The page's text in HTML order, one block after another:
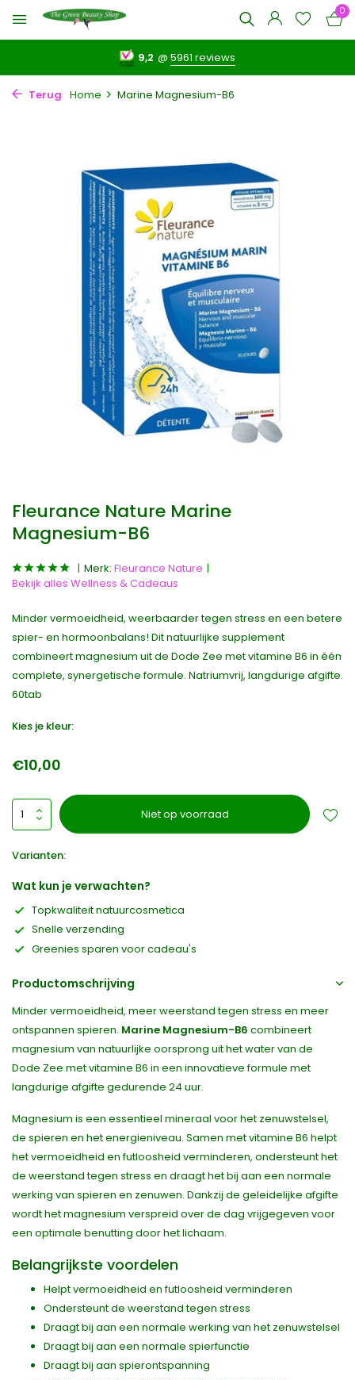
0
9,2 @5961 reviews
Terug Home Marine Magnesium-B6
Fleurance Nature Marine
Magnesium-B6
Merk: Fleurance Nature
Bekijk alles Wellness & Cadeaus
Minder vermoeidheid, weerbaarder tegen stress en een betere
spier- en hormoonbalans! Dit natuurlijke supplement
combineert magnesium uit de Dode Zee met vitamine B6 in één
complete, synergetische formule. Natriumvrij, langdurige afgifte.
60tab
Kies je kleur:
€10,00
Niet op voorraad
Varianten:
Wat kun je verwachten?
Topkwaliteit natuurcosmetica
Snelle verzending
Greenies sparen voor cadeau's
Productomschrijving
Minder vermoeidheid, meer weerstand tegen stress en meer
ontspannen spieren. Marine Magnesium-B6 combineert
magnesium van natuurlijke oorsprong uit het water van de
Dode Zee met vitamine B6 in een innovatieve formule met
langdurige afgifte gedurende 24 uur.
Magnesium is een essentieel mineraal voor het zenuwstelsel,
de spieren en het energieniveau. Samen met vitamine B6 helpt
het vermoeidheid en futloosheid verminderen, ondersteunt het
de weerstand tegen stress en draagt het bij aan een normale
werking van spieren en zenuwen. Dankzij de geleidelijke afgifte
wordt het magnesium verspreid over de dag vrijgegeven voor
een optimale benutting door het lichaam.
Belangrijkste voordelen
Helpt vermoeidheid en futloosheid verminderen
Ondersteunt de weerstand tegen stress
Draagt bij aan een normale werking van het zenuwstelsel
Draagt bij aan een normale spierfunctie
Draagt bij aan spierontspanning